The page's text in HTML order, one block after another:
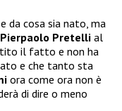
da cosa sia nato, ma
Pierpaolo Pretelli al
il fatto e non ha
e che tanto sta
ora come ora non è
di dire o meno